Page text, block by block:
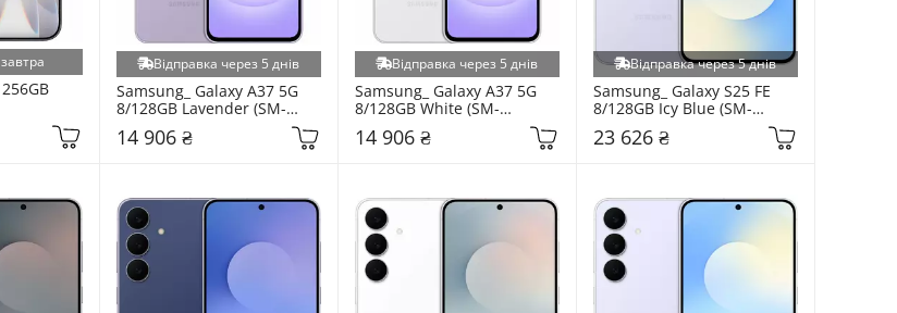
Відправка через 5 днів
Samsung_ Galaxy A37 5G
8/128GB Lavender (SM-
14 906 ₴
Відправка через 5 днів
Samsung_ Galaxy A37 5G
8/128GB White (SM-
14 906 ₴
Відправка через 5 днів
Samsung_ Galaxy S25 FE
8/128GB Icy Blue (SM-
23 626 ₴